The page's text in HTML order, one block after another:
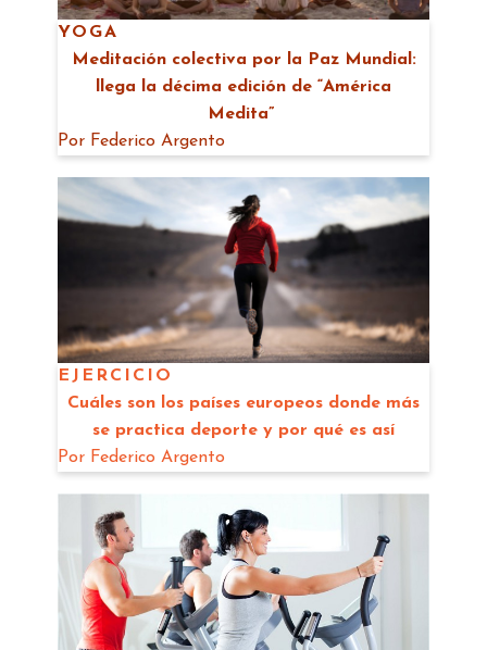
YOGA
Meditación colectiva por la Paz Mundial:
llega la décima edición de “América
Medita”
Por Federico Argento
EJERCICIO
Cuáles son los países europeos donde más
se practica deporte y por qué es así
Por Federico Argento